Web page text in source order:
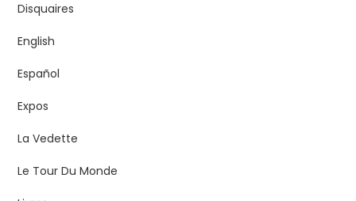
Disquaires
English
Español
Expos
La Vedette
Le Tour Du Monde